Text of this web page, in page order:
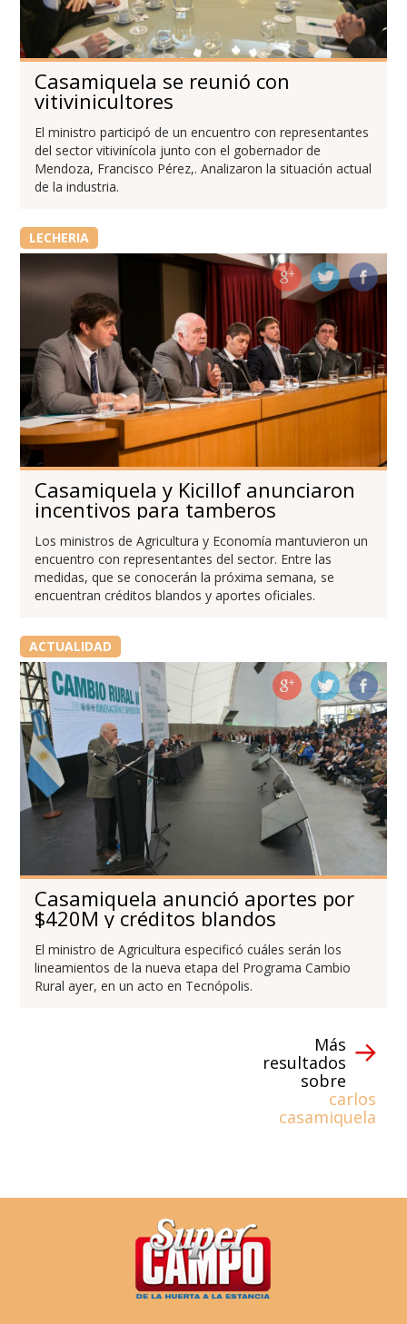
Casamiquela se reunió con
vitivinicultores
El ministro participó de un encuentro con representantes
del sector vitivinícola junto con el gobernador de
Mendoza, Francisco Pérez,. Analizaron la situación actual
de la industria.
LECHERIA
Casamiquela y Kicillof anunciaron
incentivos para tamberos
Los ministros de Agricultura y Economía mantuvieron un
encuentro con representantes del sector. Entre las
medidas, que se conocerán la próxima semana, se
encuentran créditos blandos y aportes oficiales.
ACTUALIDAD
Casamiquela anunció aportes por
$420M y créditos blandos
El ministro de Agricultura especificó cuáles serán los
lineamientos de la nueva etapa del Programa Cambio
Rural ayer, en un acto en Tecnópolis.
Más
resultados
sobre
carlos
casamiquela